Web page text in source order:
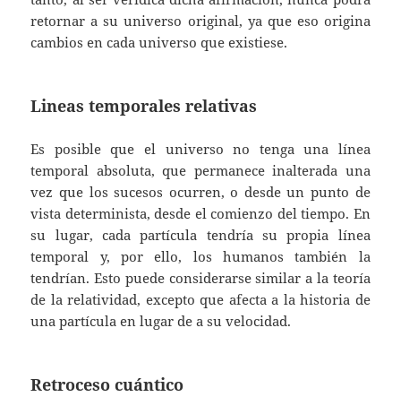
retornar a su universo original, ya que eso origina
cambios en cada universo que existiese.
Lineas temporales relativas
Es posible que el universo no tenga una línea
temporal absoluta, que permanece inalterada una
vez que los sucesos ocurren, o desde un punto de
vista determinista, desde el comienzo del tiempo. En
su lugar, cada partícula tendría su propia línea
temporal y, por ello, los humanos también la
tendrían. Esto puede considerarse similar a la teoría
de la relatividad, excepto que afecta a la historia de
una partícula en lugar de a su velocidad.
Retroceso cuántico